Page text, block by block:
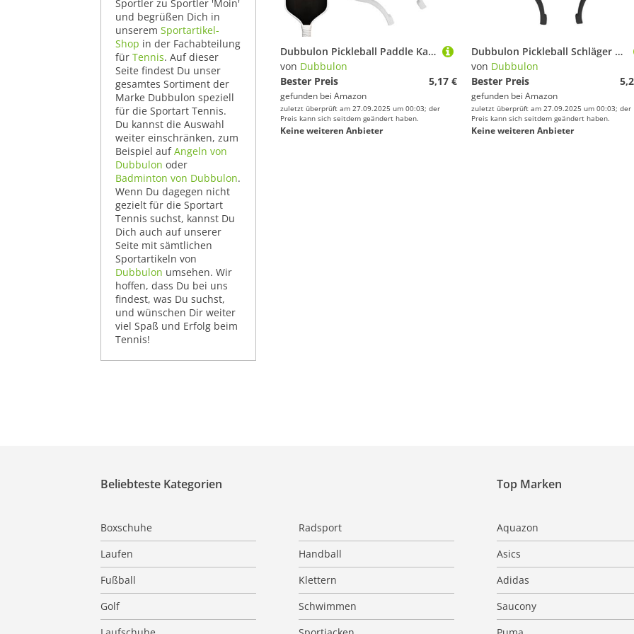
Sportler zu Sportler 'Moin'
und begrüßen Dich in
unserem Sportartikel-
Shop in der Fachabteilung
für Tennis. Auf dieser
Seite findest Du unser
gesamtes Sortiment der
Marke Dubbulon speziell
für die Sportart Tennis.
Du kannst die Auswahl
weiter einschränken, zum
Beispiel aufAngeln von
Dubbulon oder
Badminton von Dubbulon.
Wenn Du dagegen nicht
gezielt für die Sportart
Tennis suchst, kannst Du
Dich auch auf unserer
Seite mit sämtlichen
Sportartikeln von
Dubbulon umsehen. Wir
hoffen, dass Du bei uns
findest, was Du suchst,
und wünschen Dir weiter
viel Spaß und Erfolg beim
Tennis!
Dubbulon Pickleball Paddle Kantenschutz, Pickleball Schläger Kantenschutz, Stoßdämpfende Sportausrüstung Für Frauen Männer Erwachsene Familien Sportler
von Dubbulon
Bester Preis
5,17 €
gefunden bei Amazon
zuletzt überprüft am 27.09.2025 um 00:03; der
Preis kann sich seitdem geändert haben.
Keine weiteren Anbieter
Dubbulon Pickleball Schläger Kantenschutz, Schutzstreifen Für Pickleball Paddel Kanten, Sportzubehör Schutz Für Sportgeräte Gewichtetes Trainingshilfsmittel Für Familien Freunde Anfänger Erwachsene
von Dubbulon
Bester Preis
gefunden bei Amazon
zuletzt überprüft am 27.09.2025 um 00:03; der
Preis kann sich seitdem geändert haben.
Keine weiteren Anbieter
Beliebteste Kategorien
Boxschuhe
Radsport
Laufen
Handball
Fußball
Klettern
Golf
Schwimmen
Top Marken
Aquazon
Asics
Adidas
Saucony